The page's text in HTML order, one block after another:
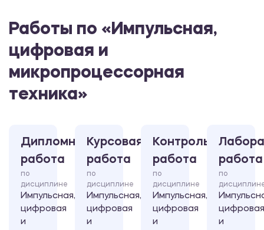
Работы по «Импульсная,
цифровая и
микропроцессорная
техника»
Дипломная
работа
по
дисциплине
Импульсная,
цифровая
и
Курсовая
работа
по
дисциплине
Импульсная,
цифровая
и
Контрольная
работа
по
дисциплине
Импульсная,
цифровая
и
работа
по
цифровая
и